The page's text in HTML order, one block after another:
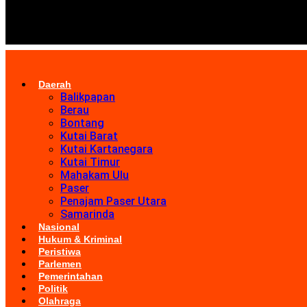
Daerah
Balikpapan
Berau
Bontang
Kutai Barat
Kutai Kartanegara
Kutai Timur
Mahakam Ulu
Paser
Penajam Paser Utara
Samarinda
Nasional
Hukum & Kriminal
Peristiwa
Parlemen
Pemerintahan
Politik
Olahraga